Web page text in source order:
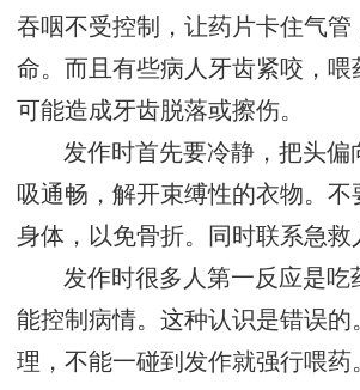
吞咽不受控制，让药片卡住气管
命。而且有些病人牙齿紧咬，喂
可能造成牙齿脱落或擦伤。
发作时首先要冷静，把头偏
吸通畅，解开束缚性的衣物。不
身体，以免骨折。同时联系急救
发作时很多人第一反应是吃
能控制病情。这种认识是错误的
理，不能一碰到发作就强行喂药